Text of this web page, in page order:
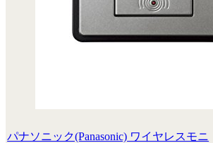
パナソニック(Panasonic) ワイヤレスモニ